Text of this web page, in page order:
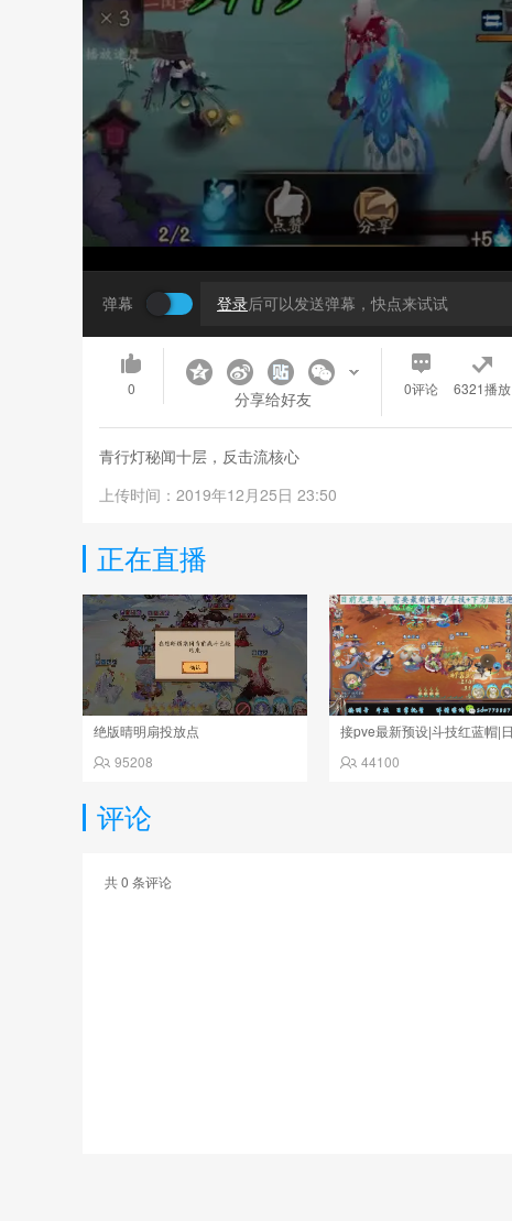
弹幕 登录后可以发送弹幕，快点来试试
0 分享给好友 0评论 6321播放
青行灯秘闻十层，反击流核心
上传时间：2019年12月25日 23:50
正在直播
绝版晴明扇投放点
95208
44100
评论
共0 条评论